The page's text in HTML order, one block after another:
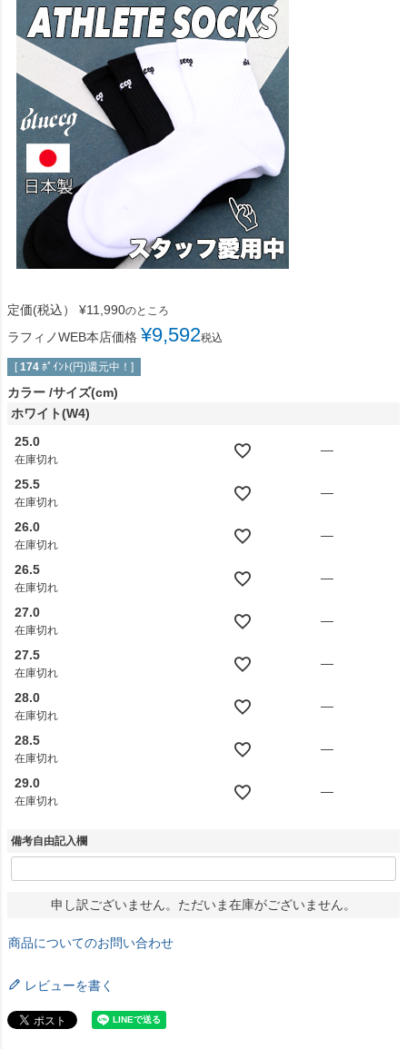
定価(税込） ¥11,990のところ
ラフィノWEB本店価格 ¥9,592税込
[ 174 ﾎﾟｲﾝﾄ(円)還元中！]
カラー サイズ(cm)
ホワイト(W4)
25.0
在庫切れ
—
25.5
在庫切れ
—
26.0
在庫切れ
—
26.5
在庫切れ
—
27.0
在庫切れ
—
27.5
在庫切れ
—
28.0
在庫切れ
—
28.5
在庫切れ
—
29.0
在庫切れ
—
備考自由記入欄
申し訳ございません。ただいま在庫がございません。
商品についてのお問い合わせ
レビューを書く